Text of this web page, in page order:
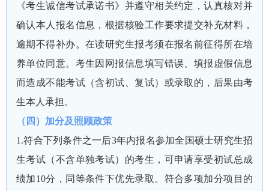
《考生诚信考试承诺书》并遵守相关约定，认真核对并
确认本人报名信息，根据核验工作要求提交补充材料，
逾期不得补办。在读研究生报考须在报名前征得所在培
养单位同意。考生因网报信息填写错误、填报虚假信息
而造成不能考试（含初试、复试）或录取的，后果由考
生本人承担。
（四）加分及照顾政策
1.符合下列条件之一后3年内报名参加全国硕士研究生招
生考试（不含单独考试）的考生，可申请享受初试总成
绩加10分，同等条件下优先录取。符合多项加分项目的